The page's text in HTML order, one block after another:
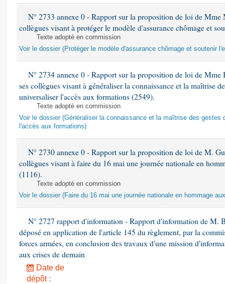
N° 2733 annexe 0 - Rapport sur la proposition de loi de Mme
collègues visant à protéger le modèle d'assurance chômage et
Texte adopté en commission
Voir le dossier (Protéger le modèle d'assurance chômage et soutenir
N° 2734 annexe 0 - Rapport sur la proposition de loi de Mme
ses collègues visant à généraliser la connaissance et la maîtrise
universaliser l'accès aux formations (2549).
Texte adopté en commission
Voir le dossier (Généraliser la connaissance et la maîtrise des gestes
l'accès aux formations)
N° 2730 annexe 0 - Rapport sur la proposition de loi de M.
collègues visant à faire du 16 mai une journée nationale en
(1116).
Texte adopté en commission
Voir le dossier (Faire du 16 mai une journée nationale en hommage
N° 2727 rapport d'information - Rapport d'information de M.
déposé en application de l'article 145 du règlement, par la
forces armées, en conclusion des travaux d'une mission
aux crises de demain
Date de
dépôt :